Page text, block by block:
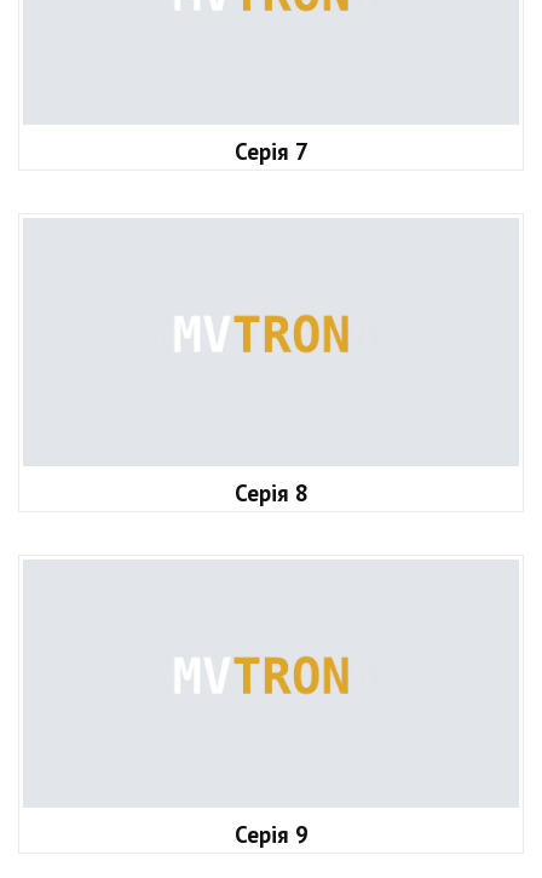
Серія 7
Серія 8
Серія 9